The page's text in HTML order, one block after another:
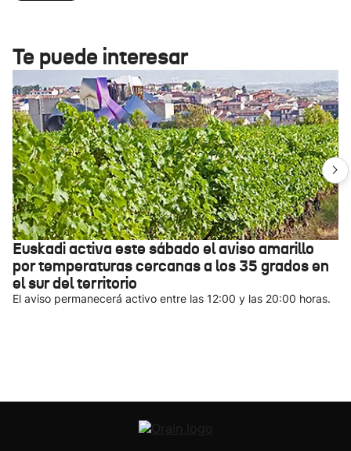
Te puede interesar
Euskadi activa este sábado el aviso amarillo
por temperaturas cercanas a los 35 grados en
el sur del territorio
El aviso permanecerá activo entre las 12:00 y las 20:00 horas.